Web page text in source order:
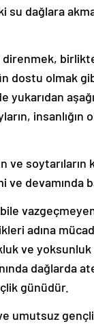
su dağlara
direnmek,
dostu olmak
insanlığın
ve
devamında
bile
adına
ve
dağlarda
günüdür.
umutsuz